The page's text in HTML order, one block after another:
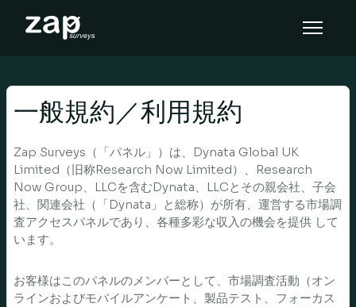
MS
一般規約／利用規約
Zap Surveys（「パネル」）は、Dynata Global UK
Limited（旧称Research Now Limited）、Research
Now Group、LLCを含むDynata、LLCとその親会社、子会
社、関連会社（「Dynata」と総称）が所有、運営する市場調
査アクセスパネルであり、各種多彩な収入の機会を提供 して
います。
お客様はこのパネルのメンバーとして、市場調査活動（オン
ラインおよびモバイルアンケート、製品テスト、フォーカス